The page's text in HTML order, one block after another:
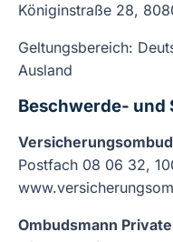
Königinstraße 28,
Geltungsbereich:
Ausland
Beschwerde- und
Postfach 08 06 32,
Ombudsmann